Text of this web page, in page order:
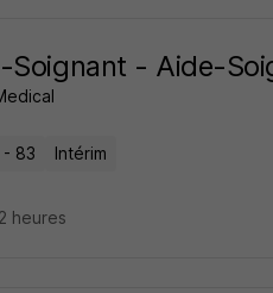
Soignant - Aide-
- 83 Intérim
heures